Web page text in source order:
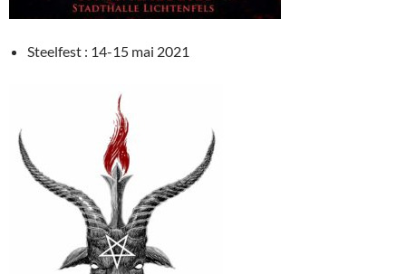
Steelfest : 14-15 mai 2021